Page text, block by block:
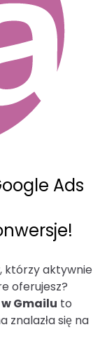
Ads
którzy aktywnie
oferujesz?
Gmailu to
znalazła się na